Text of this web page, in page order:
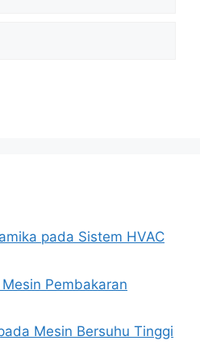
pada Sistem HVAC
Pembakaran
Mesin Bersuhu Tinggi